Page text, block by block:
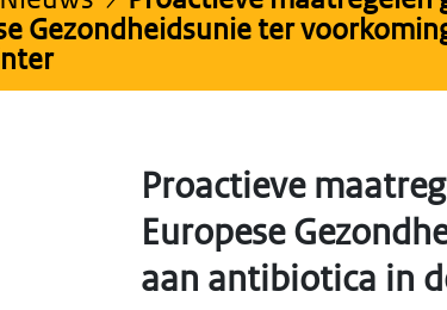
Gezondheidsunie ter
Proactieve
Europese
aan antibiotica in